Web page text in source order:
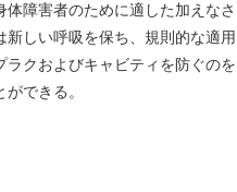
体障害者のために適した加えなさ
新しい呼吸を保ち、規則的な適用
ラクおよびキャビティを防ぐのを
できる。